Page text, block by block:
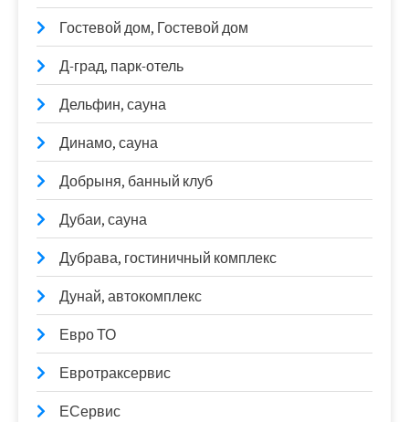
Гостевой дом, Гостевой дом
Д-град, парк-отель
Дельфин, сауна
Динамо, сауна
Добрыня, банный клуб
Дубаи, сауна
Дубрава, гостиничный комплекс
Дунай, автокомплекс
Евро ТО
Евротраксервис
ЕСервис